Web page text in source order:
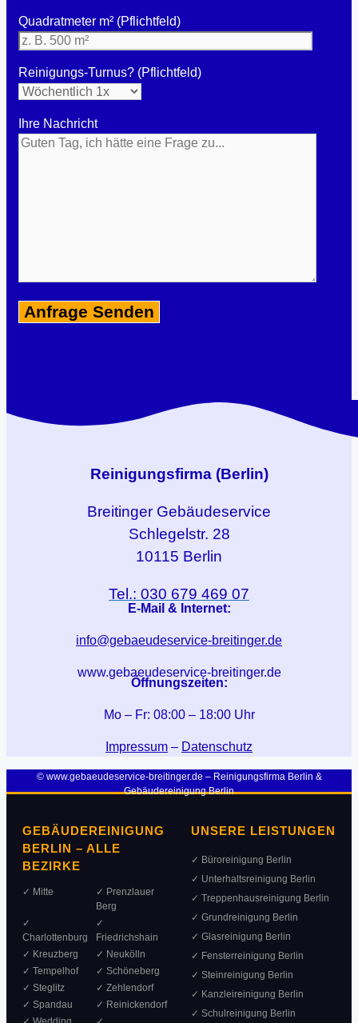
Quadratmeter m² (Pflichtfeld)
Reinigungs-Turnus? (Pflichtfeld)
Ihre Nachricht
Reinigungsfirma (Berlin)
Breitinger Gebäudeservice
Schlegelstr. 28
10115 Berlin
Tel.: 030 679 469 07
E-Mail & Internet:
info@gebaeudeservice-breitinger.de
www.gebaeudeservice-breitinger.de
Öffnungszeiten:
Mo – Fr: 08:00 – 18:00 Uhr
Impressum – Datenschutz
© www.gebaeudeservice-breitinger.de – Reinigungsfirma Berlin &
Gebäudereinigung Berlin
GEBÄUDEREINIGUNG
BERLIN – ALLE
BEZIRKE
✓ Mitte
✓ Prenzlauer
Berg
✓
Charlottenburg
✓
Friedrichshain
✓ Kreuzberg
✓ Neukölln
✓ Tempelhof
✓ Schöneberg
✓ Steglitz
✓ Zehlendorf
✓ Spandau
✓ Reinickendorf
UNSERE LEISTUNGEN
✓ Büroreinigung Berlin
✓ Unterhaltsreinigung Berlin
✓ Treppenhausreinigung Berlin
✓ Grundreinigung Berlin
✓ Glasreinigung Berlin
✓ Fensterreinigung Berlin
✓ Steinreinigung Berlin
✓ Kanzleireinigung Berlin
✓ Schulreinigung Berlin